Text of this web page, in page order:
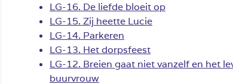
LG-16. De liefde bloeit op
LG-15. Zij heette Lucie
LG-14. Parkeren
LG-13. Het dorpsfeest
LG-12. Breien gaat niet vanzelf en het
buurvrouw